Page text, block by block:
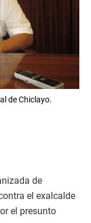
de Chiclayo.
de
el exalcalde
el presunto